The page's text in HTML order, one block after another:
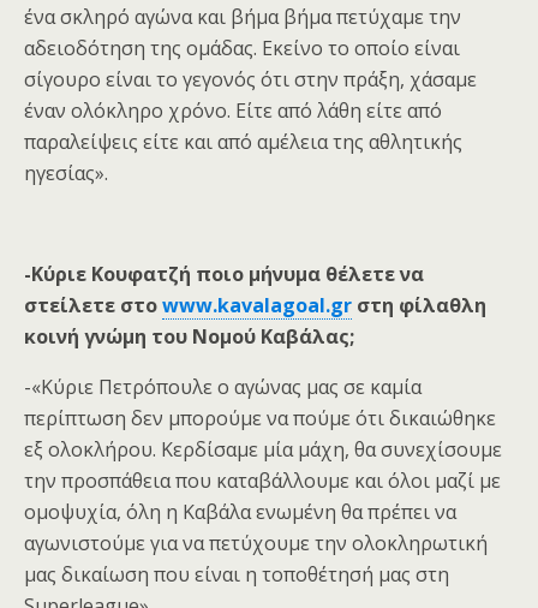
ένα σκληρό αγώνα και βήμα βήμα πετύχαμε την
αδειοδότηση της ομάδας. Εκείνο το οποίο είναι
σίγουρο είναι το γεγονός ότι στην πράξη, χάσαμε
έναν ολόκληρο χρόνο. Είτε από λάθη είτε από
παραλείψεις είτε και από αμέλεια της αθλητικής
ηγεσίας».
-Κύριε Κουφατζή ποιο μήνυμα θέλετε να
στείλετε στοwww.kavalagoal.gr στη φίλαθλη
κοινή γνώμη του Νομού Καβάλας;
-«Κύριε Πετρόπουλε ο αγώνας μας σε καμία
περίπτωση δεν μπορούμε να πούμε ότι δικαιώθηκε
εξ ολοκλήρου. Κερδίσαμε μία μάχη, θα συνεχίσουμε
την προσπάθεια που καταβάλλουμε και όλοι μαζί με
ομοψυχία, όλη η Καβάλα ενωμένη θα πρέπει να
αγωνιστούμε για να πετύχουμε την ολοκληρωτική
μας δικαίωση που είναι η τοποθέτησή μας στη